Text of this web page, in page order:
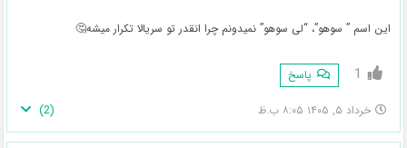
این اسم ” سوهو”، “لی سوهو” نمیدونم چرا انقدر تو سریالا تکرار میشه🤔
1 پاسخ
خرداد ۵, ۱۴۰۵ ۸:۰۵ ب.ظ (
2
)